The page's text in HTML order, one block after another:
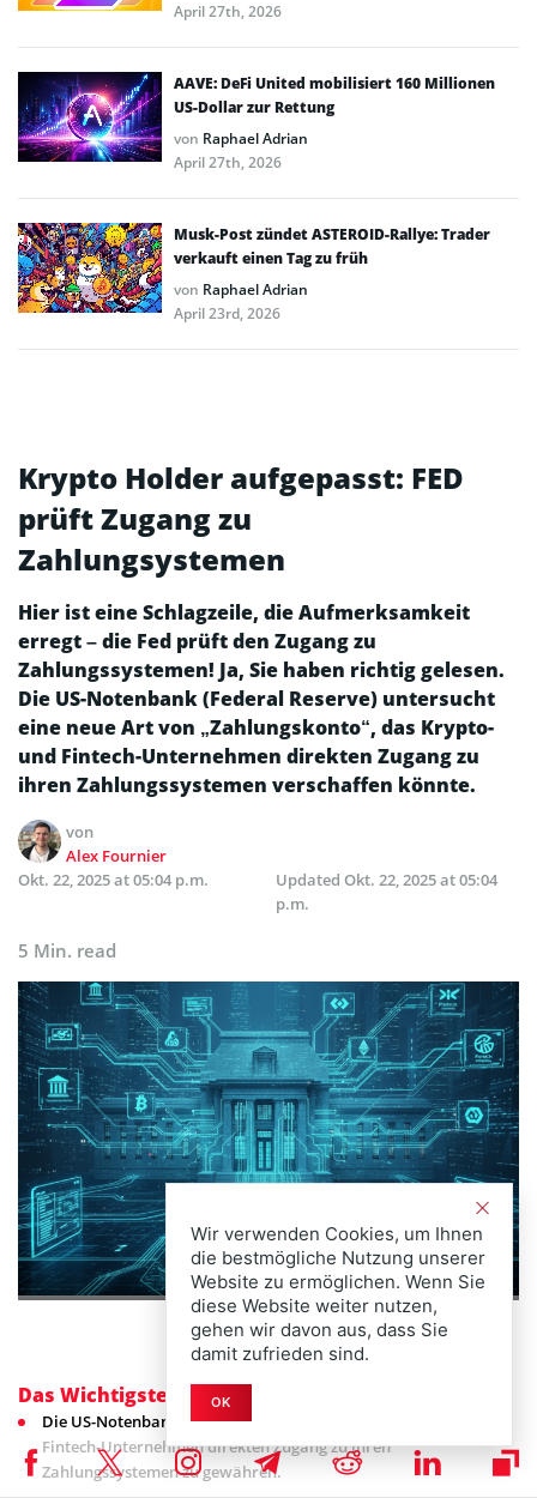
April 27th, 2026
AAVE: DeFi United mobilisiert 160 Millionen
US-Dollar zur Rettung
von Raphael Adrian
April 27th, 2026
Musk-Post zündet ASTEROID-Rallye: Trader
verkauft einen Tag zu früh
von Raphael Adrian
April 23rd, 2026
Krypto Holder aufgepasst: FED
prüft Zugang zu
Zahlungsystemen
Hier ist eine Schlagzeile, die Aufmerksamkeit
erregt – die Fed prüft den Zugang zu
Zahlungssystemen! Ja, Sie haben richtig gelesen.
Die US-Notenbank (Federal Reserve) untersucht
eine neue Art von „Zahlungskonto“, das Krypto-
und Fintech-Unternehmen direkten Zugang zu
ihren Zahlungssystemen verschaffen könnte.
von
Alex Fournier
Okt. 22, 2025 at 05:04 p.m.
Updated Okt. 22, 2025 at 05:04
p.m.
5 Min. read
Das Wichtigste in Kürze
Die US-Notenbank (Federal Reserve) erwägt, Krypto- und
Fintech-Unternehmen direkten Zugang zu ihren
Zahlungssystemen zu gewähren.
Wir verwenden Cookies, um Ihnen
die bestmögliche Nutzung unserer
Website zu ermöglichen. Wenn Sie
diese Website weiter nutzen,
gehen wir davon aus, dass Sie
damit zufrieden sind.
OK